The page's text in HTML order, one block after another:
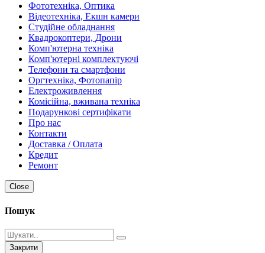
Фототехніка, Оптика
Відеотехніка, Екшн камери
Студійне обладнання
Квадрокоптери, Дрони
Комп'ютерна техніка
Комп'ютерні комплектуючі
Телефони та смартфони
Оргтехніка, Фотопапір
Електроживлення
Комісійна, вживана техніка
Подарункові сертифікати
Про нас
Контакти
Доставка / Оплата
Кредит
Ремонт
Close
Пошук
Закрити